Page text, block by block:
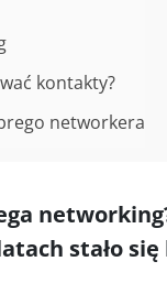
kontakty?
networkera
stało się